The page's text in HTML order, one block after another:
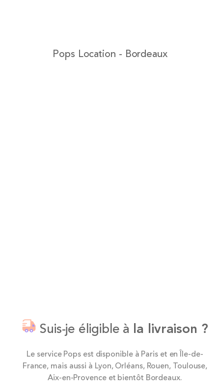
Pops Location - Bordeaux
Suis-je éligible à la livraison ?
Le service Pops est disponible à Paris et en Île-de-
France, mais aussi à Lyon, Orléans, Rouen, Toulouse,
Aix-en-Provence et bientôt Bordeaux.